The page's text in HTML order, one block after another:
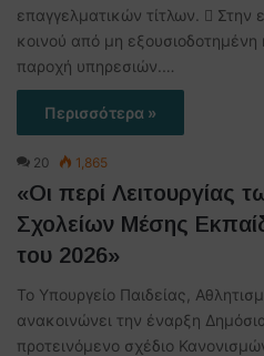
επαγγελματικών τίτλων.  Στην
κοινού από μη
παροχή υπηρεσιών.…
Περισσότερα »
20 1,865
«Οι περί Λειτουργίας
Σχολείων Μέσης
του 2026»
Το Υπουργείο Παιδείας,
ανακοινώνει την έναρξη
προτεινόμενο σχέδιο